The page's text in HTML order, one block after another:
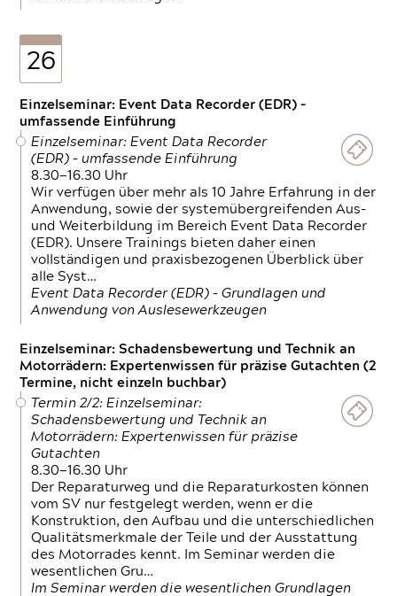
26
Einzelseminar: Event Data Recorder (EDR) –
umfassende Einführung
Einzelseminar: Event Data Recorder
(EDR) – umfassende Einführung
8.30—16.30 Uhr
Wir verfügen über mehr als 10 Jahre Erfahrung in der
Anwendung, sowie der systemübergreifenden Aus-
und Weiterbildung im Bereich Event Data Recorder
(EDR). Unsere Trainings bieten daher einen
vollständigen und praxisbezogenen Überblick über
alle Syst…
Event Data Recorder (EDR) – Grundlagen und
Anwendung von Auslesewerkzeugen
Einzelseminar: Schadensbewertung und Technik an
Motorrädern: Expertenwissen für präzise Gutachten (2
Termine, nicht einzeln buchbar)
Termin 2/2: Einzelseminar:
Schadensbewertung und Technik an
Motorrädern: Expertenwissen für präzise
Gutachten
8.30—16.30 Uhr
Der Reparaturweg und die Reparaturkosten können
vom SV nur festgelegt werden, wenn er die
Konstruktion, den Aufbau und die unterschiedlichen
Qualitätsmerkmale der Teile und der Ausstattung
des Motorrades kennt. Im Seminar werden die
wesentlichen Gru…
Im Seminar werden die wesentlichen Grundlagen